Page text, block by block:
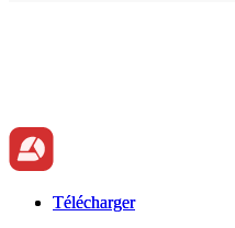
Télécharger
Télécharger